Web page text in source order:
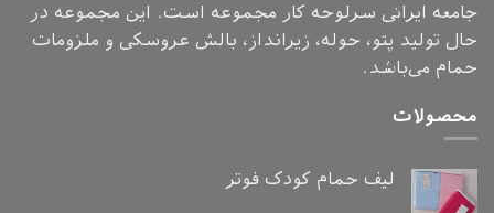
جامعه ایرانی سرلوحه کار مجموعه است. این مجموعه در
حال تولید پتو، حوله، زیرانداز، بالش عروسکی و ملزومات
حمام می‌باشد.
محصولات
لیف حمام کودک فوتر